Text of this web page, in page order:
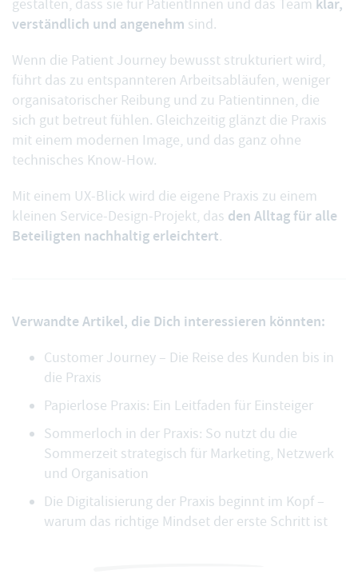
gestalten, dass sie für PatientInnen und das Team
verständlich und angenehm sind.
Wenn die Patient Journey bewusst strukturiert wird,
führt das zu entspannteren Arbeitsabläufen, weniger
organisatorischer Reibung und zu Patientinnen, die
sich gut betreut fühlen. Gleichzeitig glänzt die Praxis
mit einem modernen Image, und das ganz ohne
technisches Know-How.
Mit einem UX-Blick wird die eigene Praxis zu einem
kleinen Service-Design-Projekt, das den Alltag für alle
Beteiligten nachhaltig erleichtert.
Verwandte Artikel, die Dich interessieren könnten:
Customer Journey – Die Reise des Kunden bis in
die Praxis
Papierlose Praxis: Ein Leitfaden für Einsteiger
Sommerloch in der Praxis: So nutzt du die
Sommerzeit strategisch für Marketing, Netzwerk
und Organisation
Die Digitalisierung der Praxis beginnt im Kopf –
warum das richtige Mindset der erste Schritt ist